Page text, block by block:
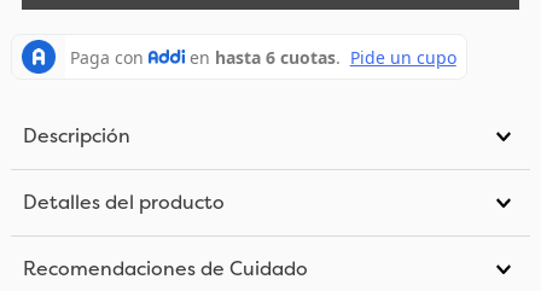
Descripción
Detalles del producto
Recomendaciones de Cuidado